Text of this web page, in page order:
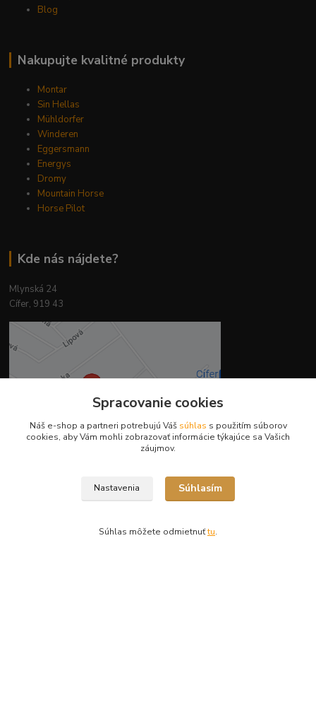
Blog
Nakupujte kvalitné produkty
Montar
Sin Hellas
Mühldorfer
Winderen
Eggersmann
Energys
Dromy
Mountain Horse
Horse Pilot
Kde nás nájdete?
Mlynská 24
Cífer, 919 43
Spracovanie cookies
Náš e-shop a partneri potrebujú Váš súhlas s použitím súborov
cookies, aby Vám mohli zobrazovať informácie týkajúce sa Vašich
záujmov.
Nastavenia Súhlasím
Súhlas môžete odmietnuťtu.